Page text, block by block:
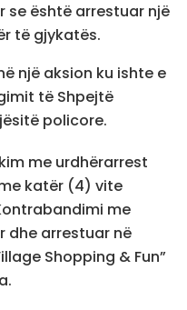
se është arrestuar një
të gjykatës.
një aksion ku ishte e
të Shpejtë
policore.
me urdhërarrest
katër (4) vite
me
dhe arrestuar në
Shopping & Fun”